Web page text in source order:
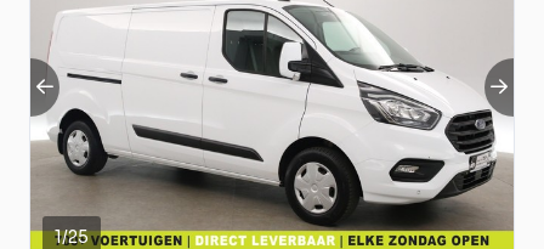
1/25